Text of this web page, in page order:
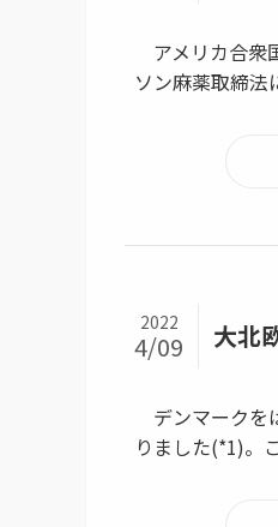
アメリカ合衆
ソン麻薬取締法
大北
2022
4/09
デンマークを
りました(*1)。